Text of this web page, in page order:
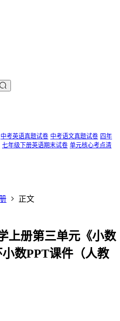
中考英语真题试卷 中考语文真题试卷 四年
七年级下册英语期末试卷 单元核心考点清
正文
上册第三单元《小数
数PPT课件（人教